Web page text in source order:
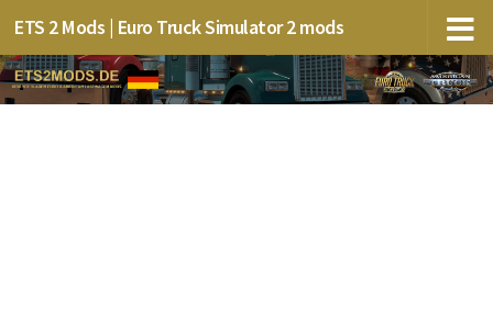
ETS 2 Mods | Euro Truck Simulator 2 mods